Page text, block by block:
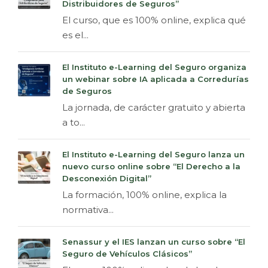
Distribuidores de Seguros”
El curso, que es 100% online, explica qué
es el...
El Instituto e-Learning del Seguro organiza
un webinar sobre IA aplicada a Corredurías
de Seguros
La jornada, de carácter gratuito y abierta
a to...
El Instituto e-Learning del Seguro lanza un
nuevo curso online sobre “El Derecho a la
Desconexión Digital”
La formación, 100% online, explica la
normativa...
Senassur y el IES lanzan un curso sobre “El
Seguro de Vehículos Clásicos”